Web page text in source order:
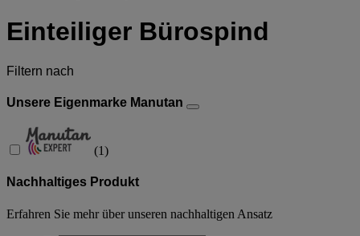
Einteiliger Bürospind
Filtern nach
Unsere Eigenmarke Manutan
(1)
Nachhaltiges Produkt
Erfahren Sie mehr über unseren nachhaltigen Ansatz